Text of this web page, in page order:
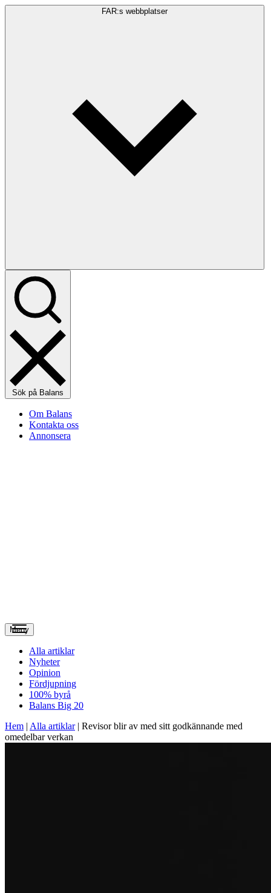
FAR:s webbplatser
Sök på Balans
Om Balans
Kontakta oss
Annonsera
Meny
Alla artiklar
Nyheter
Opinion
Fördjupning
100% byrå
Balans Big 20
Hem | Alla artiklar| Revisor blir av med sitt godkännande med
omedelbar verkan